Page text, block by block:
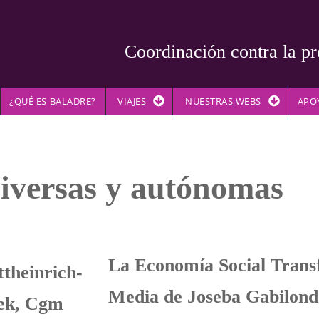
Coordinación contra la
¿QUÉ ES BALADRE? VIAJES NUESTRAS WEBS
y autónomas
La Economía Social
Media de Joseba